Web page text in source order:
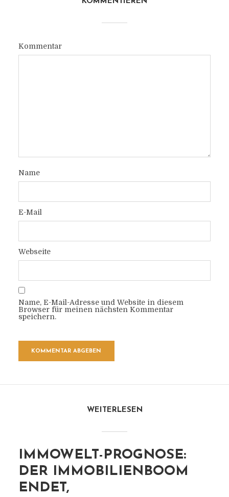
Kommentar
Name
E-Mail
Webseite
Name, E-Mail-Adresse und Website in diesem
Browser für meinen nächsten Kommentar
speichern.
WEITERLESEN
IMMOWELT-PROGNOSE:
DER IMMOBILIENBOOM
ENDET,